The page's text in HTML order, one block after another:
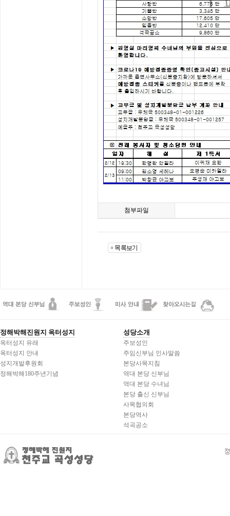
첨부파일
정해박해진원지 옥터성지
옥터성지 유래
옥터성지 안내
성지개발후원회
정해박해180주년기념
성당소개
주보성인
주임신부님 인사말씀
본당사목지침
역대 본당 신부님
역대 본당 수녀님
본당 출신 신부님
사목협의회
본당역사
석곡공소